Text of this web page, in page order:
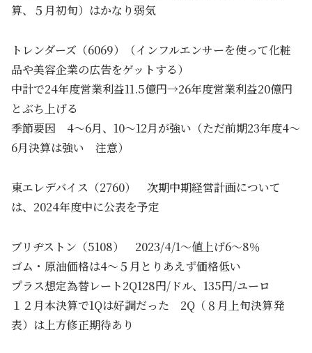
算、５月初旬）はかなり弱気
トレンダーズ（6069）（インフルエンサーを使って化粧
品や美容企業の広告をゲットする）
中計で24年度営業利益11.5億円→26年度営業利益20億円
とぶち上げる
季節要因 4～6月、10～12月が強い（ただ前期23年度4～
6月決算は強い 注意）
東エレデバイス（2760） 次期中期経営計画について
は、2024年度中に公表を予定
ブリヂストン（5108） 2023/4/1～値上げ6～8％
ゴム・原油価格は4～５月とりあえず価格低い
プラス想定為替レート2Q128円/ドル、135円/ユーロ
１２月本決算で1Qは好調だった 2Q（８月上旬決算発
表）は上方修正期待あり